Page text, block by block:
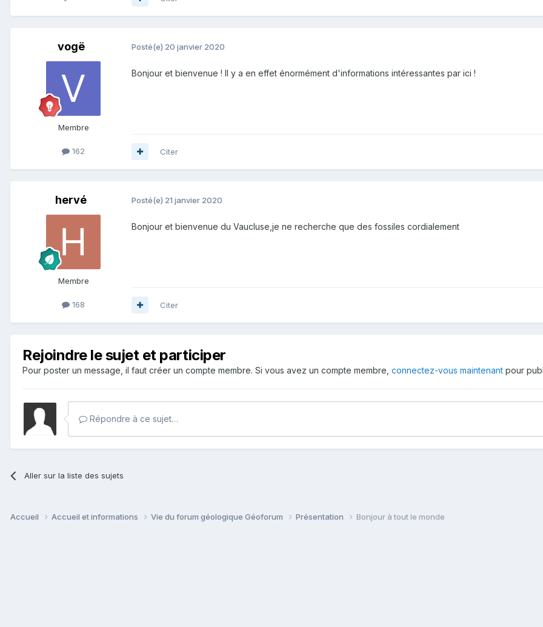
vogë
Membre
162
Posté(e) 20 janvier 2020
Bonjour et bienvenue ! Il y a en effet énormément d'informations intéressantes par ici !
Citer
hervé
Membre
168
Posté(e) 21 janvier 2020
Bonjour et bienvenue du Vaucluse,je ne recherche que des fossiles cordialement
Citer
Rejoindre le sujet et participer
Pour poster un message, il faut créer un compte membre. Si vous avez un compte membre, connectez-vous maintenant pour
Répondre à ce sujet…
Aller sur la liste des sujets
Accueil Accueil et informations Vie du forum géologique Géoforum Présentation Bonjour à tout le monde